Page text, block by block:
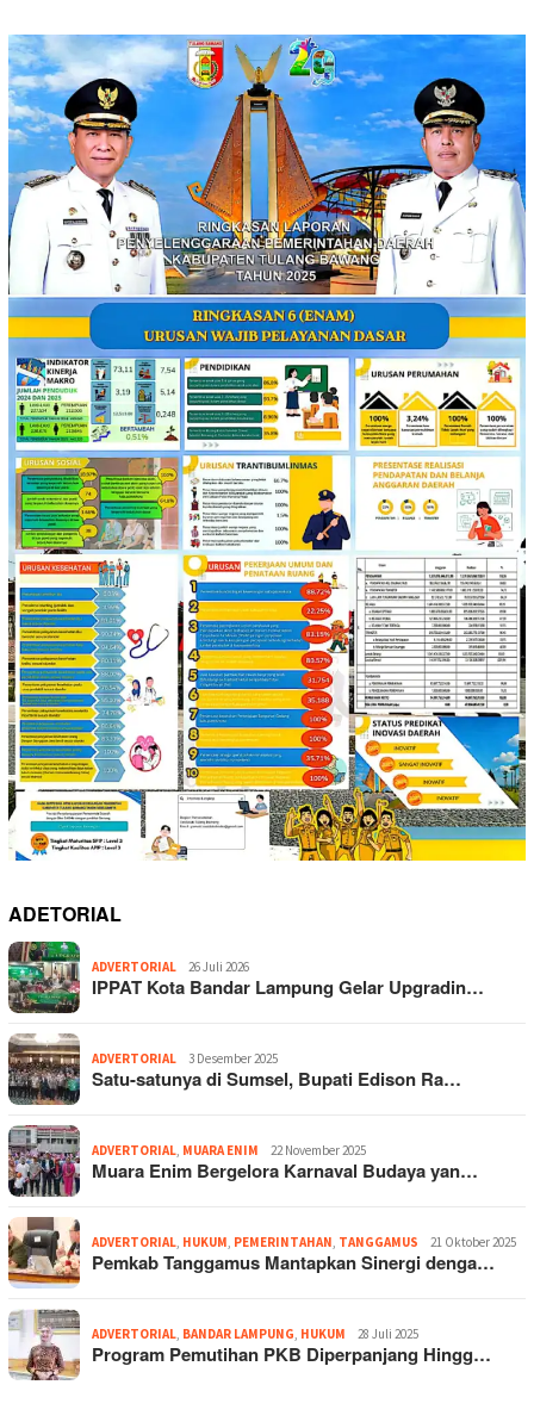
ADETORIAL
ADVERTORIAL 26 Juli 2026
IPPAT Kota Bandar Lampung Gelar Upgradin…
ADVERTORIAL 3 Desember 2025
Satu-satunya di Sumsel, Bupati Edison Ra…
ADVERTORIAL MUARA ENIM 22 November 2025
Muara Enim Bergelora Karnaval Budaya yan…
ADVERTORIAL HUKUM PEMERINTAHAN TANGGAMUS 21 Oktober 2025
Pemkab Tanggamus Mantapkan Sinergi denga…
ADVERTORIAL BANDAR LAMPUNG HUKUM 28 Juli 2025
Program Pemutihan PKB Diperpanjang Hingg…